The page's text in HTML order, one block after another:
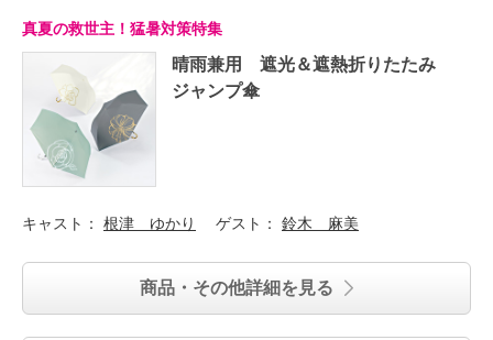
真夏の救世主！猛暑対策特集
晴雨兼用 遮光＆遮熱折りたたみ
ジャンプ傘
キャスト： 根津 ゆかり ゲスト： 鈴木 麻美
商品・その他詳細を見る